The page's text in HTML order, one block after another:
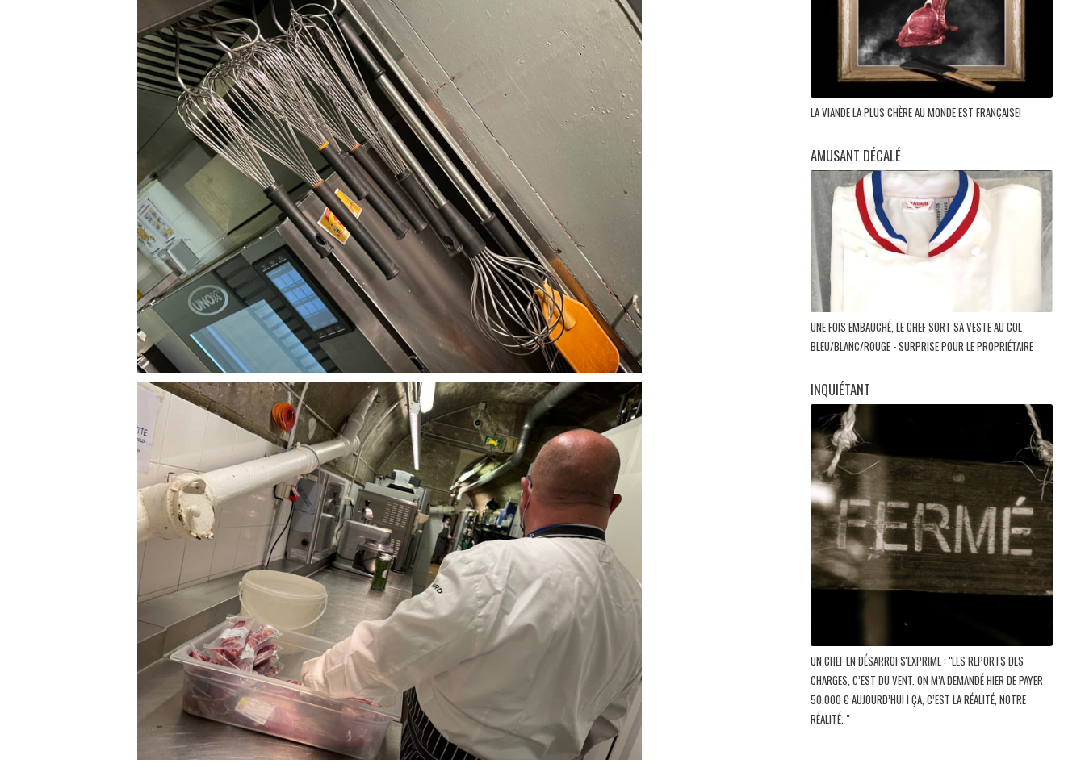
LA VIANDE LA PLUS CHÈRE AU MONDE EST FRANÇAISE!
AMUSANT DÉCALÉ
UNE FOIS EMBAUCHÉ, LE CHEF SORT SA VESTE AU COL
BLEU/BLANC/ROUGE - SURPRISE POUR LE PROPRIÉTAIRE
INQUIÉTANT
UN CHEF EN DÉSARROI S'EXPRIME : "LES REPORTS DES
CHARGES, C’EST DU VENT. ON M’A DEMANDÉ HIER DE PAYER
50.000 € AUJOURD’HUI ! ÇA, C’EST LA RÉALITÉ, NOTRE
RÉALITÉ. "